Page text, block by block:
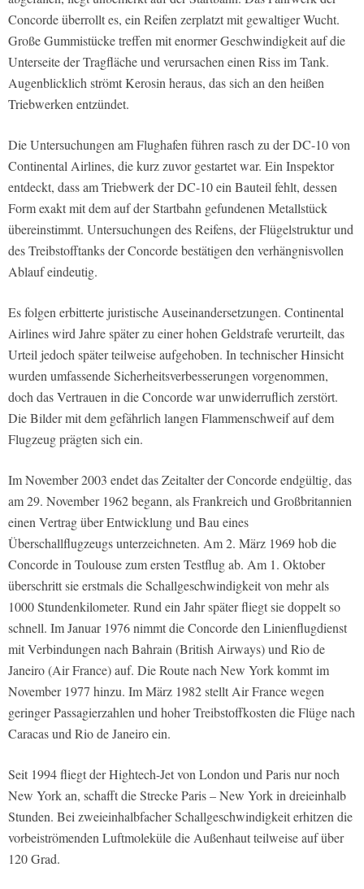
Concorde überrollt es, ein Reifen zerplatzt mit gewaltiger Wucht.
Große Gummistücke treffen mit enormer Geschwindigkeit auf die
Unterseite der Tragfläche und verursachen einen Riss im Tank.
Augenblicklich strömt Kerosin heraus, das sich an den heißen
Triebwerken entzündet.
Die Untersuchungen am Flughafen führen rasch zu der DC-10 von
Continental Airlines, die kurz zuvor gestartet war. Ein Inspektor
entdeckt, dass am Triebwerk der DC-10 ein Bauteil fehlt, dessen
Form exakt mit dem auf der Startbahn gefundenen Metallstück
übereinstimmt. Untersuchungen des Reifens, der Flügelstruktur und
des Treibstofftanks der Concorde bestätigen den verhängnisvollen
Ablauf eindeutig.
Es folgen erbitterte juristische Auseinandersetzungen. Continental
Airlines wird Jahre später zu einer hohen Geldstrafe verurteilt, das
Urteil jedoch später teilweise aufgehoben. In technischer Hinsicht
wurden umfassende Sicherheitsverbesserungen vorgenommen,
doch das Vertrauen in die Concorde war unwiderruflich zerstört.
Die Bilder mit dem gefährlich langen Flammenschweif auf dem
Flugzeug prägten sich ein.
Im November 2003 endet das Zeitalter der Concorde endgültig, das
am 29. November 1962 begann, als Frankreich und Großbritannien
einen Vertrag über Entwicklung und Bau eines
Überschallflugzeugs unterzeichneten. Am 2. März 1969 hob die
Concorde in Toulouse zum ersten Testflug ab. Am 1. Oktober
überschritt sie erstmals die Schallgeschwindigkeit von mehr als
1000 Stundenkilometer. Rund ein Jahr später fliegt sie doppelt so
schnell. Im Januar 1976 nimmt die Concorde den Linienflugdienst
mit Verbindungen nach Bahrain (British Airways) und Rio de
Janeiro (Air France) auf. Die Route nach New York kommt im
November 1977 hinzu. Im März 1982 stellt Air France wegen
geringer Passagierzahlen und hoher Treibstoffkosten die Flüge nach
Caracas und Rio de Janeiro ein.
Seit 1994 fliegt der Hightech-Jet von London und Paris nur noch
New York an, schafft die Strecke Paris – New York in dreieinhalb
Stunden. Bei zweieinhalbfacher Schallgeschwindigkeit erhitzen die
vorbeiströmenden Luftmoleküle die Außenhaut teilweise auf über
120 Grad.